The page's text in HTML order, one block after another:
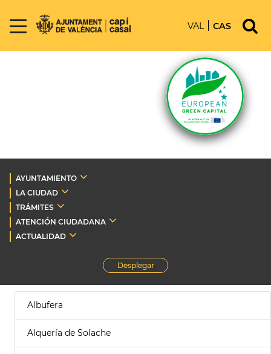
VAL CAS
AYUNTAMIENTO
LA CIUDAD
TRÁMITES
ATENCIÓN CIUDADANA
ACTUALIDAD
Desplegar
Albufera
Alquería de Solache